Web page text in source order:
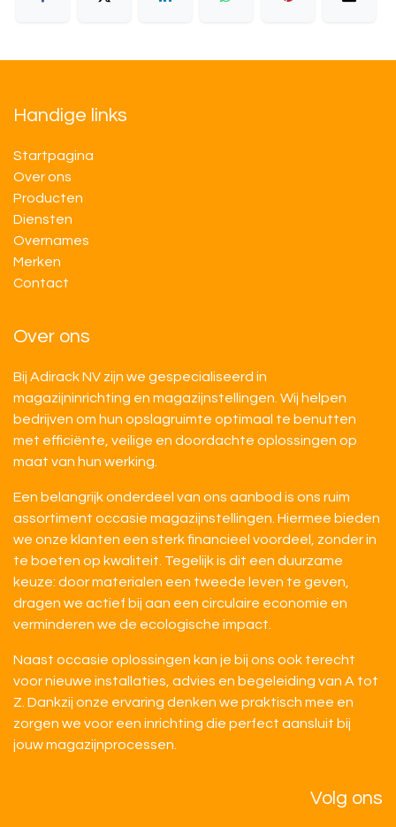
Handige links
Startpagina
Over ons
Producten
Diensten
Overnames
M​​erken
Contact
Over ons
Bij Adirack NV zijn we gespecialiseerd in
magazijninrichting en magazijnstellingen. Wij helpen
bedrijven om hun opslagruimte optimaal te benutten
met efficiënte, veilige en doordachte oplossingen op
maat van hun werking.
Een belangrijk onderdeel van ons aanbod is ons ruim
assortiment occasie magazijnstellingen. Hiermee bieden
we onze klanten een sterk financieel voordeel, zonder in
te boeten op kwaliteit. Tegelijk is dit een duurzame
keuze: door materialen een tweede leven te geven,
dragen we actief bij aan een circulaire economie en
verminderen we de ecologische impact.
Naast occasie oplossingen kan je bij ons ook terecht
voor nieuwe installaties, advies en begeleiding van A tot
Z. Dankzij onze ervaring denken we praktisch mee en
zorgen we voor een inrichting die perfect aansluit bij
jouw magazijnprocessen.
Volg ons